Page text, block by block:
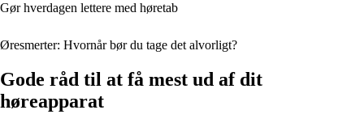
Gør hverdagen lettere med høretab
Øresmerter: Hvornår bør du tage det alvorligt?
Gode råd til at få mest ud af dit
høreapparat